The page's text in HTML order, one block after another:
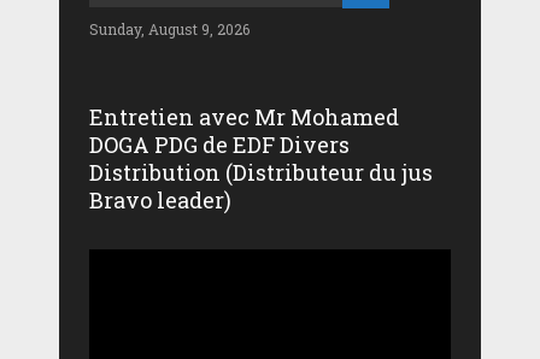
Sunday, August 9, 2026
Entretien avec Mr Mohamed
DOGA PDG de EDF Divers
Distribution (Distributeur du jus
Bravo leader)